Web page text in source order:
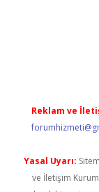
Reklam ve
Yasal Uyarı:
ve İletişim